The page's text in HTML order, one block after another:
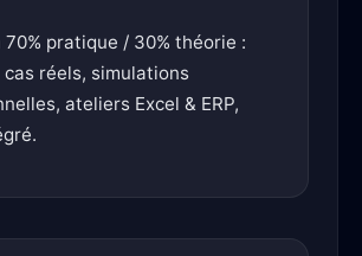
70% pratique / 30% théorie :
réels, simulations
ateliers Excel & ERP,